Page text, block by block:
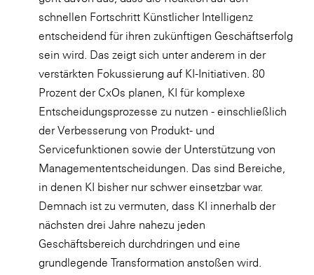
Media
schnellen Fortschritt Künstlicher Intelligenz
entscheidend für ihren zukünftigen Geschäftserfolg
sein wird. Das zeigt sich unter anderem in der
verstärkten Fokussierung auf KI-Initiativen. 80
Prozent der CxOs planen, KI für komplexe
Entscheidungsprozesse zu nutzen - einschließlich
der Verbesserung von Produkt- und
Servicefunktionen sowie der Unterstützung von
Managemententscheidungen. Das sind Bereiche,
in denen KI bisher nur schwer einsetzbar war.
Demnach ist zu vermuten, dass KI innerhalb der
nächsten drei Jahre nahezu jeden
Geschäftsbereich durchdringen und eine
grundlegende Transformation anstoßen wird.